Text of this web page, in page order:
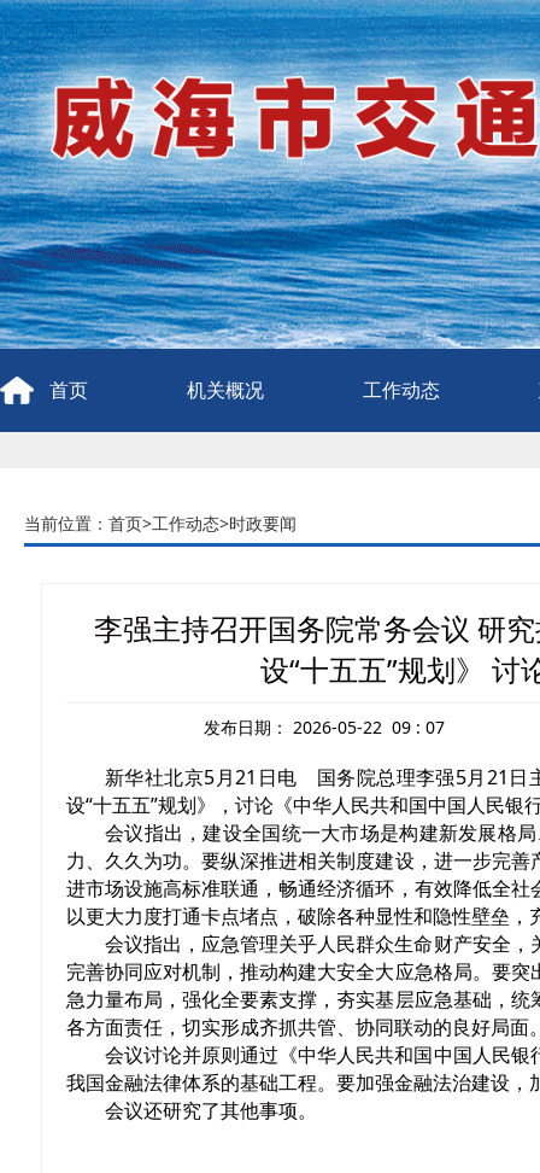
首页 机关概况 工作动态
当前位置： 首页>工作动态>时政要闻
李强主持召开国务院常务会议 研
设“十五五”规划》
发布日期： 2026-05-22 09 : 07
新华社北京5月21日电 国务院总理李强5月21日
设“十五五”规划》，讨论《中华人民共和国中国人民银
会议指出，建设全国统一大市场是构建新发展格
力、久久为功。要纵深推进相关制度建设，进一步完
进市场设施高标准联通，畅通经济循环，有效降低全
以更大力度打通卡点堵点，破除各种显性和隐性壁垒，
会议指出，应急管理关乎人民群众生命财产安全
完善协同应对机制，推动构建大安全大应急格局。要
急力量布局，强化全要素支撑，夯实基层应急基础，
各方面责任，切实形成齐抓共管、协同联动的良好局面
会议讨论并原则通过《中华人民共和国中国人民
我国金融法律体系的基础工程。要加强金融法治建设
会议还研究了其他事项。